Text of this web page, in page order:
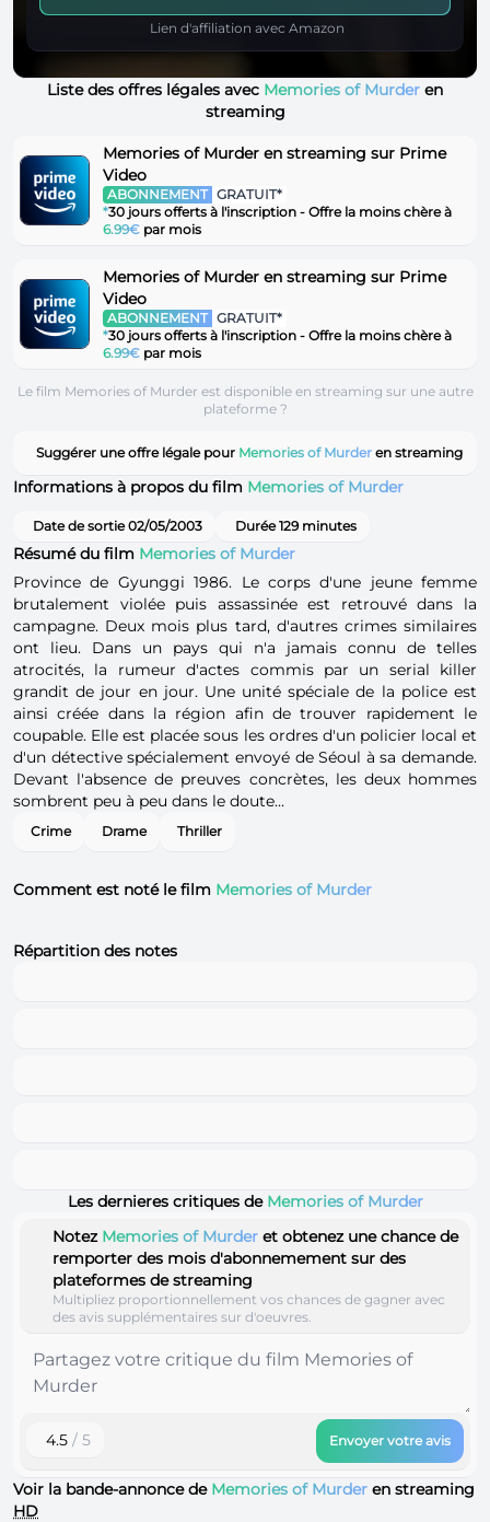
Lien d'affiliation avec Amazon
Liste des offres légales avec Memories of Murder en
streaming
Memories of Murder en streaming sur Prime
Video
ABONNEMENT GRATUIT*
*30 jours offerts à l'inscription - Offre la moins chère à
6.99€ par mois
Memories of Murder en streaming sur Prime
Video
ABONNEMENT GRATUIT*
*30 jours offerts à l'inscription - Offre la moins chère à
6.99€ par mois
Le film Memories of Murder est disponible en streaming sur une autre
plateforme ?
Suggérer une offre légale pour Memories of Murder en streaming
Informations à propos du film Memories of Murder
Date de sortie 02/05/2003 Durée 129 minutes
Résumé du film Memories of Murder
Province de Gyunggi 1986. Le corps d'une jeune femme
brutalement violée puis assassinée est retrouvé dans la
campagne. Deux mois plus tard, d'autres crimes similaires
ont lieu. Dans un pays qui n'a jamais connu de telles
atrocités, la rumeur d'actes commis par un serial killer
grandit de jour en jour. Une unité spéciale de la police est
ainsi créée dans la région afin de trouver rapidement le
coupable. Elle est placée sous les ordres d'un policier local et
d'un détective spécialement envoyé de Séoul à sa demande.
Devant l'absence de preuves concrètes, les deux hommes
sombrent peu à peu dans le doute...
Crime Drame Thriller
Comment est noté le film Memories of Murder
Répartition des notes
Les dernieres critiques de Memories of Murder
Notez Memories of Murder et obtenez une chance de
remporter des mois d'abonnemement sur des
plateformes de streaming
Multipliez proportionnellement vos chances de gagner avec
des avis supplémentaires sur d'oeuvres.
4.5 / 5 Envoyer votre avis
Voir la bande-annonce de Memories of Murder en streaming
HD